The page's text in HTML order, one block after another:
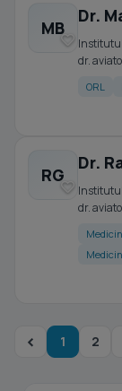
MB
Dr.
dr.
ORL
RG
Dr.
dr.
1 2